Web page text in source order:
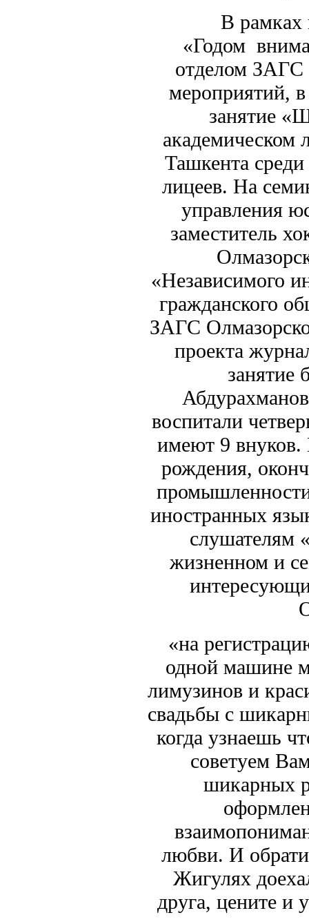
В рамках
«Годом
отделом ЗАГС
мероприятий,
занятие
академическом
Ташкента
лицеев. На
управления
заместитель
«Независимого
гражданского
ЗАГС
проекта
занятие
воспитали
имеют 9 внуков.
рождения,
иностранных
слушателям
жизненном и
«на
одной машине
лимузинов и
свадьбы с
когда узнаешь
советуем
шикарных
любви. И
Жигулях
друга, цените и